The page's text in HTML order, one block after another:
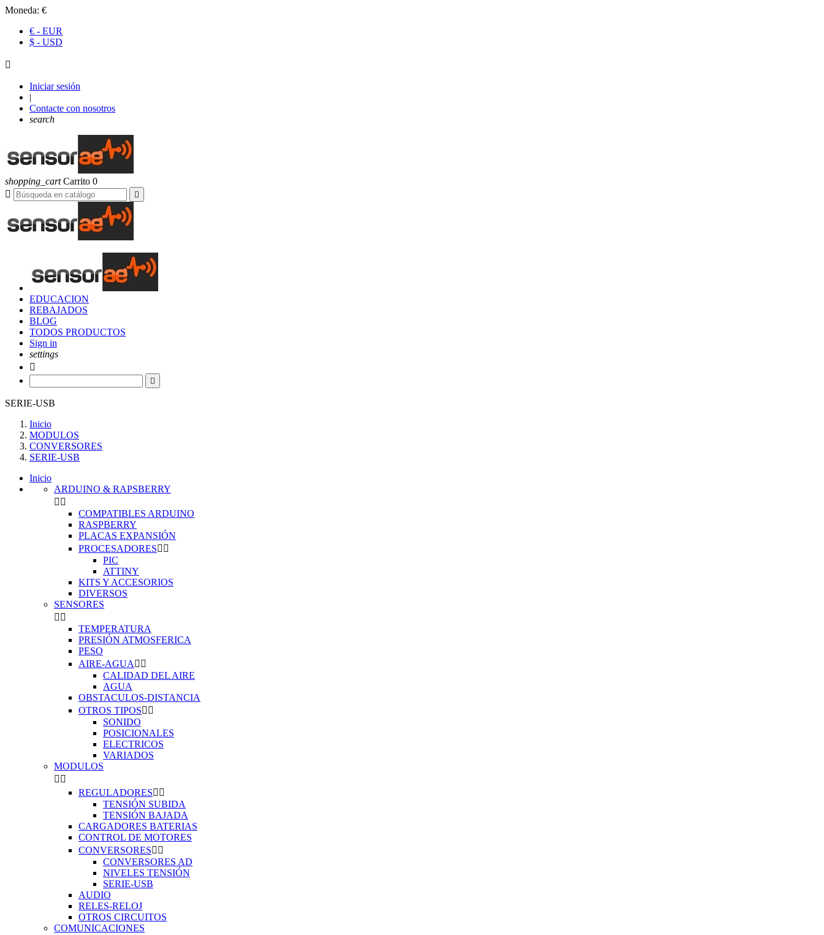
Moneda: €
€ - EUR
$ - USD

Iniciar sesión
|
Contacte con nosotros
search
shopping_cart Carrito 0


EDUCACION
REBAJADOS
BLOG
TODOS PRODUCTOS
Sign in
settings


SERIE-USB
Inicio
MODULOS
CONVERSORES
SERIE-USB
Inicio
ARDUINO & RAPSBERRY
 
COMPATIBLES ARDUINO
RASPBERRY
PLACAS EXPANSIÓN
PROCESADORES 
PIC
ATTINY
KITS Y ACCESORIOS
DIVERSOS
SENSORES
 
TEMPERATURA
PRESIÓN ATMOSFERICA
PESO
AIRE-AGUA  
CALIDAD DEL AIRE
AGUA
OBSTACULOS-DISTANCIA
OTROS TIPOS 
SONIDO
POSICIONALES
ELECTRICOS
VARIADOS
MODULOS
 
REGULADORES 
TENSIÓN SUBIDA
TENSIÓN BAJADA
CARGADORES BATERIAS
CONTROL DE MOTORES
CONVERSORES 
CONVERSORES AD
NIVELES TENSIÓN
SERIE-USB
AUDIO
RELES-RELOJ
OTROS CIRCUITOS
COMUNICACIONES